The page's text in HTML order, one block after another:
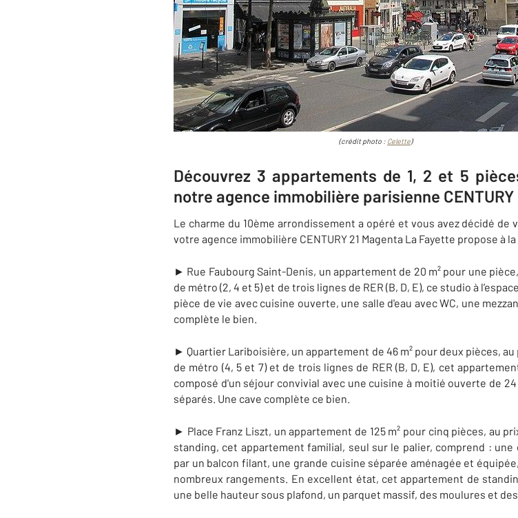
(crédit photo : Celette)
Découvrez 3 appartements de 1, 2 et 5
notre agence immobilière parisienne
Le charme du 10ème arrondissement a opéré et vous avez décidé de
votre agence immobilière CENTURY 21 Magenta La Fayette propose à la
► Rue Faubourg Saint-Denis, un appartement de 20 m² pour une
de métro (2, 4 et 5) et de trois lignes de RER (B, D, E), ce studio à
pièce de vie avec cuisine ouverte, une salle d'eau avec WC, une
complète le bien.
► Quartier Lariboisière, un appartement de 46 m² pour deux pièces,
de métro (4, 5 et 7) et de trois lignes de RER (B, D, E), cet
composé d'un séjour convivial avec une cuisine à moitié ouverte de
séparés. Une cave complète ce bien.
► Place Franz Liszt, un appartement de 125 m² pour cinq pièces, au
standing, cet appartement familial, seul sur le palier, comprend : une
par un balcon filant, une grande cuisine séparée aménagée et
nombreux rangements. En excellent état, cet appartement de
une belle hauteur sous plafond, un parquet massif, des moulures et